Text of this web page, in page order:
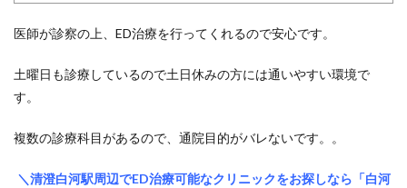
医師が診察の上、ED治療を行ってくれるので安心です。
土曜日も診療しているので土日休みの方には通いやすい環境で
す。
複数の診療科目があるので、通院目的がバレないです。。
＼清澄白河駅周辺でED治療可能なクリニックをお探しなら「白河